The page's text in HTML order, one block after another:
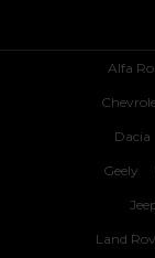
Alfa
Dacia
Geely
Land